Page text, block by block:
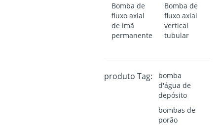
Bomba de
fluxo axial
de ímã
permanente
Bomba de
fluxo axial
vertical
tubular
produto Tag:
bomba
d'água de
depósito
bombas de
porão